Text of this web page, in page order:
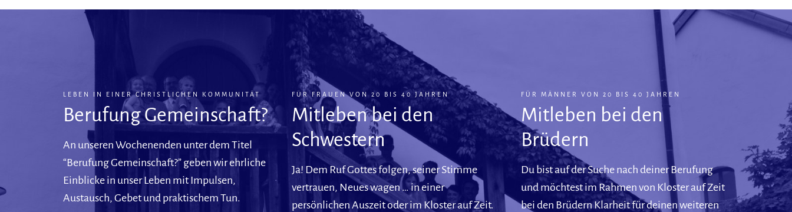
LEBEN IN EINER CHRISTLICHEN KOMMUNITÄT
Berufung Gemeinschaft?
An unseren Wochenenden unter dem Titel
“Berufung Gemeinschaft?” geben wir ehrliche
Einblicke in unser Leben mit Impulsen,
Austausch, Gebet und praktischem Tun.
FÜR FRAUEN VON 20 BIS 40 JAHREN
Mitleben bei den
Schwestern
Ja! Dem Ruf Gottes folgen, seiner Stimme
vertrauen, Neues wagen … in einer
persönlichen Auszeit oder im Kloster auf Zeit.
FÜR MÄNNER VON 20 BIS 40 JAHREN
Mitleben bei den
Brüdern
Du bist auf der Suche nach deiner Berufung
und möchtest im Rahmen von Kloster auf Zeit
bei den Brüdern Klarheit für deinen weiteren